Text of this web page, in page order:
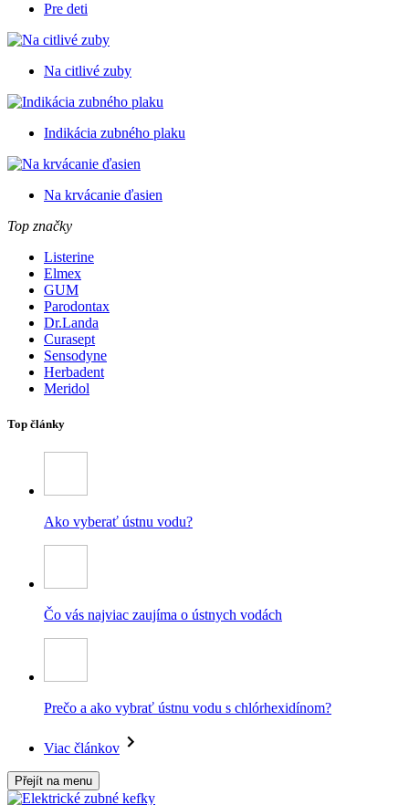
Pre deti
Na citlivé zuby
Indikácia zubného plaku
Na krvácanie ďasien
Top značky
Listerine
Elmex
GUM
Parodontax
Dr.Landa
Curasept
Sensodyne
Herbadent
Meridol
Top články
Ako vyberať ústnu vodu?
Čo vás najviac zaujíma o ústnych vodách
Prečo a ako vybrať ústnu vodu s chlórhexidínom?
Viac článkov
Přejít na menu